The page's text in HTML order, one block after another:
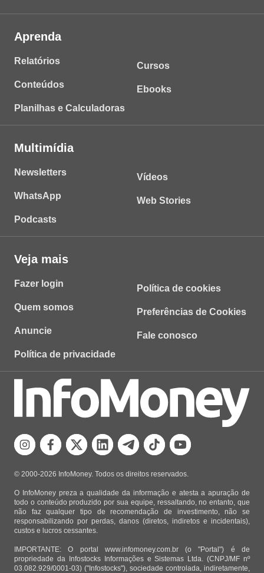
Aprenda
Relatórios
Conteúdos
Planilhas e Calculadoras
Cursos
Ebooks
Multimídia
Newsletters
WhatsApp
Podcasts
Vídeos
Web Stories
Veja mais
Fazer login
Quem somos
Anuncie
Política de privacidade
Política de cookies
Preferências de Cookies
Fale conosco
© 2000-2026 InfoMoney. Todos os direitos reservados.
O InfoMoney preza a qualidade da informação e atesta a apuração de
todo o conteúdo produzido por sua equipe, ressaltando, no entanto, que
não faz qualquer tipo de recomendação de investimento, não se
responsabilizando por perdas, danos (diretos, indiretos e incidentais),
custos e lucros cessantes.
IMPORTANTE: O portal www.infomoney.com.br (o "Portal") é de
propriedade da Infostocks Informações e Sistemas Ltda. (CNPJ/MF nº
03.082.929/0001-03) ("Infostocks"), sociedade controlada, indiretamente,